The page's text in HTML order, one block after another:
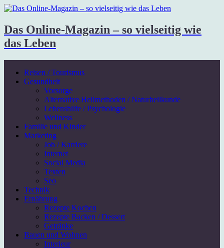
Das Online-Magazin – so vielseitig wie
das Leben
Reisen / Tourismus
Gesundheit
Vorsorge
Alternative Heilmethoden / Naturheilkunde
Lebenshilfe / Psychologie
Wellness
Familie und Kinder
Marketing
Job / Karriere
Internet
Social Media
Texten
Seo
Technik
Ernährung
Rezepte Kochen
Rezepte Backen / Dessert
Getränke
Bauen und Wohnen
Interieur